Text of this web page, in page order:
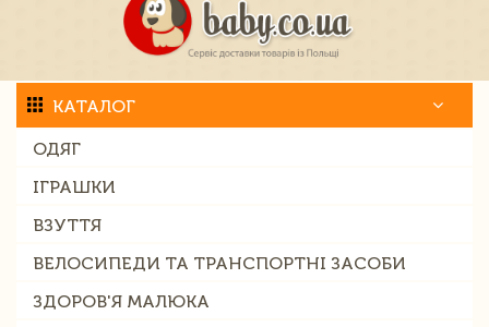
КАТАЛОГ
ОДЯГ
ІГРАШКИ
ВЗУТТЯ
ВЕЛОСИПЕДИ ТА ТРАНСПОРТНІ ЗАСОБИ
ЗДОРОВ'Я МАЛЮКА